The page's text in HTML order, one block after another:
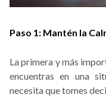
Paso 1: Mantén la
La primera y más
encuentras en una
necesita que tomes